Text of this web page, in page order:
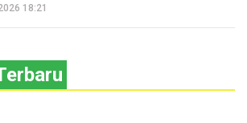
18:21